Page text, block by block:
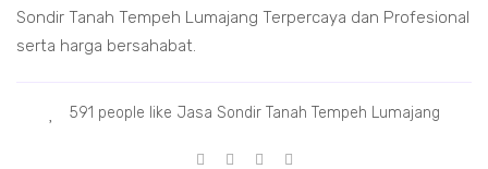
Sondir Tanah Tempeh Lumajang Terpercaya dan Profesional
serta harga bersahabat.
591 people like Jasa Sondir Tanah Tempeh Lumajang